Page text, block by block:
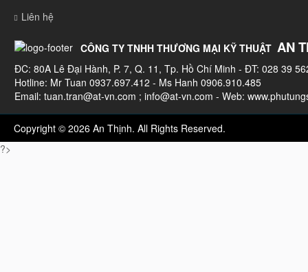
Liên hệ
CÔNG TY TNHH THƯƠNG MẠI KỸ THUẬT AN
ĐC: 80A Lê Đại Hành, P. 7, Q. 11, Tp. Hồ Chí Minh - ĐT: 028 39
Hotline: Mr Tuan 0937.697.412 - Ms Hanh 0906.910.485
Email: tuan.tran@at-vn.com ; info@at-vn.com - Web:
Copyright © 2026 An Thịnh. All Rights Reserved.
?>